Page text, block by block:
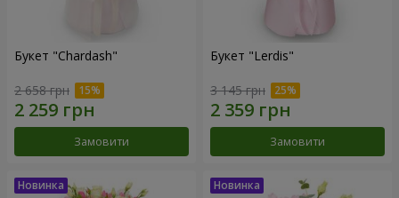
Букет "Chardash"
2 658 грн
Замовити
Букет "Lerdis"
3 145 грн
Замовити